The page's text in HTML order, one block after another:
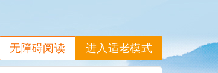
进入适老模式
无障碍阅读